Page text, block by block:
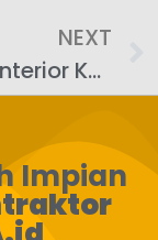
NEXT
Desain Interior Kantor dengan Tema Alam: Segar & Inspiratif
Impian